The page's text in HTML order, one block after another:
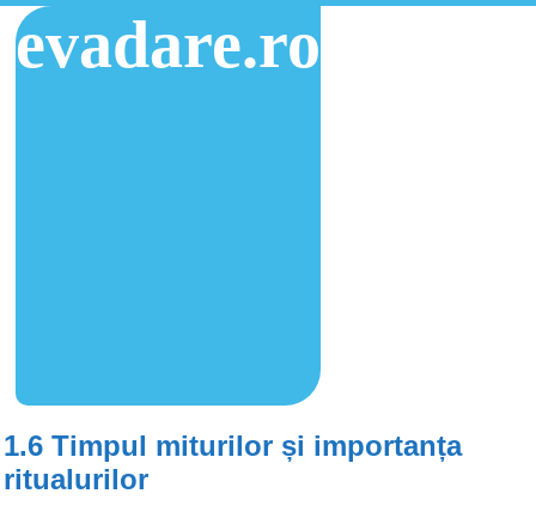
evadare.ro
1.6 Timpul miturilor și importanța
ritualurilor